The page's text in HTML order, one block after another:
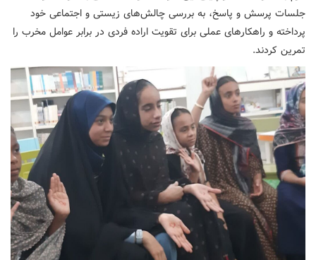
جلسات پرسش و پاسخ، به بررسی چالش‌های زیستی و اجتماعی خود
پرداخته و راهکارهای عملی برای تقویت اراده فردی در برابر عوامل مخرب را
تمرین کردند.